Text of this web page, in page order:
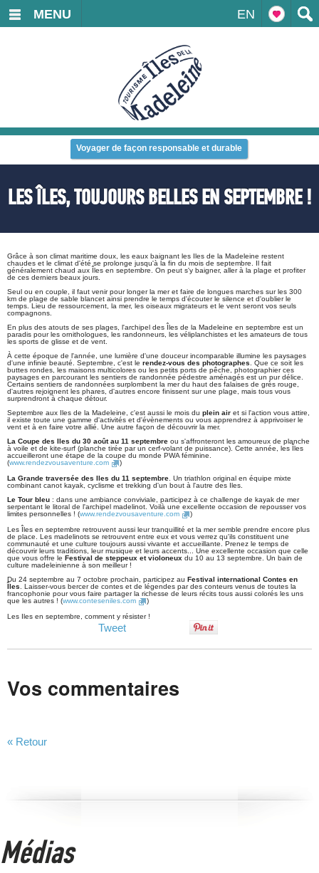
EN
MENU
Voyager de façon responsable et durable
LES ÎLES, TOUJOURS BELLES EN SEPTEMBRE !
Grâce à son climat maritime doux, les eaux baignant les Iles de la Madeleine restent
chaudes et le climat d'été se prolonge jusqu'à la fin du mois de septembre. Il fait
généralement chaud aux Îles en septembre. On peut s'y baigner, aller à la plage et profiter
de ces derniers beaux jours.
Seul ou en couple, il faut venir pour longer la mer et faire de longues marches sur les 300
km de plage de sable blancet ainsi prendre le temps d'écouter le silence et d'oublier le
temps. Lieu de ressourcement, la mer, les oiseaux migrateurs et le vent seront vos seuls
compagnons.
En plus des atouts de ses plages, l'archipel des Îles de la Madeleine en septembre est un
paradis pour les ornithologues, les randonneurs, les véliplanchistes et les amateurs de tous
les sports de glisse et de vent.
À cette époque de l'année, une lumière d'une douceur incomparable illumine les paysages
d'une infinie beauté. Septembre, c'est le rendez-vous des photographes . Que ce soit les
buttes rondes, les maisons multicolores ou les petits ports de pêche, photographier ces
paysages en parcourant les sentiers de randonnée pédestre aménagés est un pur délice.
Certains sentiers de randonnées surplombent la mer du haut des falaises de grès rouge,
d'autres rejoignent les phares, d'autres encore finissent sur une plage, mais tous vous
surprendront à chaque détour.
Septembre aux Iles de la Madeleine, c'est aussi le mois du plein air et si l'action vous attire,
il existe toute une gamme d'activités et d'évènements ou vous apprendrez à apprivoiser le
vent et à en faire votre allié. Une autre façon de découvrir la mer.
La Coupe des Iles du 30 août au 11 septembre ou s'affronteront les amoureux de planche
à voile et de kite-surf (planche tirée par un cerf-volant de puissance). Cette année, les Îles
accueilleront une étape de la coupe du monde PWA féminine.
(www.rendezvousaventure.com
)
La Grande traversée des Iles du 11 septembre . Un triathlon original en équipe mixte
combinant canot kayak, cyclisme et trekking d'un bout à l'autre des Iles.
Le Tour bleu : dans une ambiance conviviale, participez à ce challenge de kayak de mer
serpentant le litoral de l'archipel madelinot. Voilà une excellente occasion de repousser vos
limites personnelles ! (www.rendezvousaventure.com
)
Les Îles en septembre retrouvent aussi leur tranquillité et la mer semble prendre encore plus
de place. Les madelinots se retrouvent entre eux et vous verrez qu'ils constituent une
communauté et une culture toujours aussi vivante et accueillante. Prenez le temps de
découvrir leurs traditions, leur musique et leurs accents... Une excellente occasion que celle
que vous offre le Festival de steppeux et violoneux du 10 au 13 septembre. Un bain de
culture madeleinienne à son meilleur !
Du 24 septembre au 7 octobre prochain, participez au Festival international Contes en
Îles . Laisser-vous bercer de contes et de légendes par des conteurs venus de toutes la
francophonie pour vous faire partager la richesse de leurs récits tous aussi colorés les uns
que les autres ! (www.conteseniles.com
)
Les Iles en septembre, comment y résister !
Tweet
Vos commentaires
« Retour
Médias